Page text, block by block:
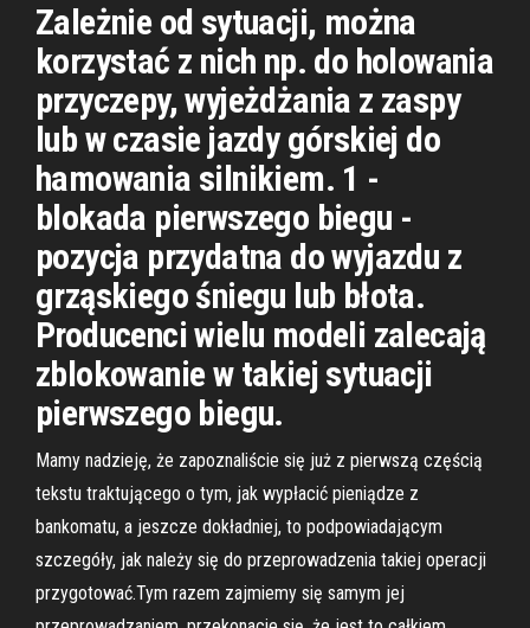
Zależnie od sytuacji, można
korzystać z nich np. do holowania
przyczepy, wyjeżdżania z zaspy
lub w czasie jazdy górskiej do
hamowania silnikiem. 1 -
blokada pierwszego biegu -
pozycja przydatna do wyjazdu z
grząskiego śniegu lub błota.
Producenci wielu modeli zalecają
zblokowanie w takiej sytuacji
pierwszego biegu.
Mamy nadzieję, że zapoznaliście się już z pierwszą częścią
tekstu traktującego o tym, jak wypłacić pieniądze z
bankomatu, a jeszcze dokładniej, to podpowiadającym
szczegóły, jak należy się do przeprowadzenia takiej operacji
przygotować.Tym razem zajmiemy się samym jej